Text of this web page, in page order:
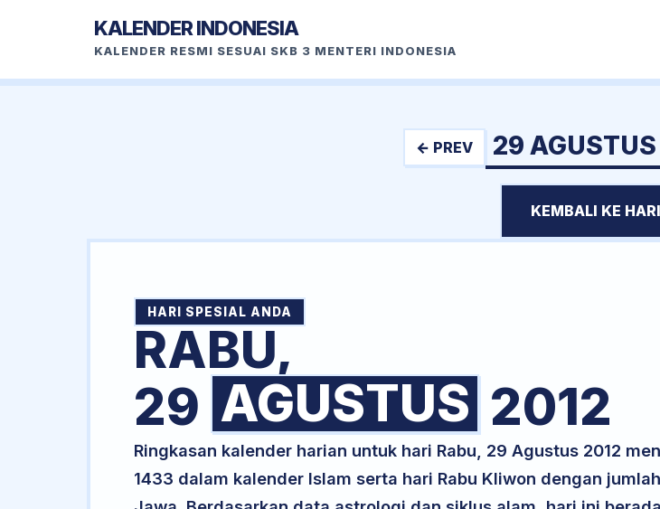
KALENDER INDONESIA
KALENDER RESMI SESUAI SKB 3 MENTERI INDONESIA
← PREV 29
KEMBALI KE
HARI SPESIAL ANDA
RABU,
29 AGUSTUS 2012
Ringkasan kalender harian untuk hari Rabu, 29 Agustus 2012
1433 dalam kalender Islam serta hari Rabu Kliwon dengan